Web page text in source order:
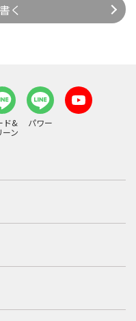
く
ド&
ーン
パワー